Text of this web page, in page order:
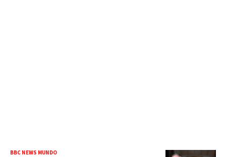
BBC NEWS MUNDO